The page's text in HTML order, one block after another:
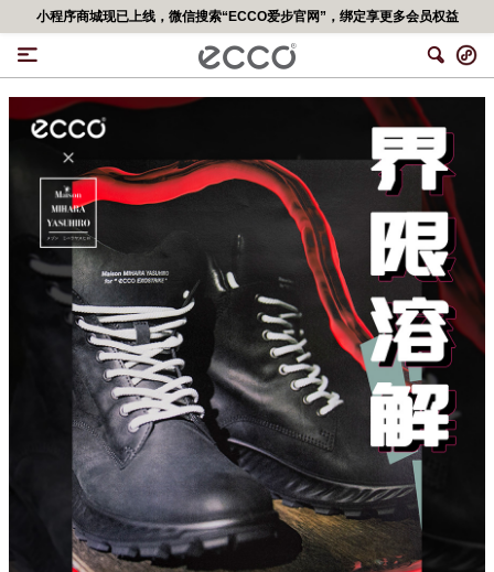
小程序商城现已上线，微信搜索“ECCO爱步官网”，绑定享更多会员权益